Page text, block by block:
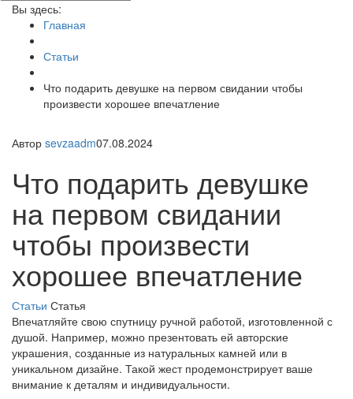
Вы здесь:
Главная
Статьи
Что подарить девушке на первом свидании чтобы
произвести хорошее впечатление
Автор sevzaadm07.08.2024
Что подарить девушке
на первом свидании
чтобы произвести
хорошее впечатление
Статьи Статья
Впечатляйте свою спутницу ручной работой, изготовленной с
душой. Например, можно презентовать ей авторские
украшения, созданные из натуральных камней или в
уникальном дизайне. Такой жест продемонстрирует ваше
внимание к деталям и индивидуальности.